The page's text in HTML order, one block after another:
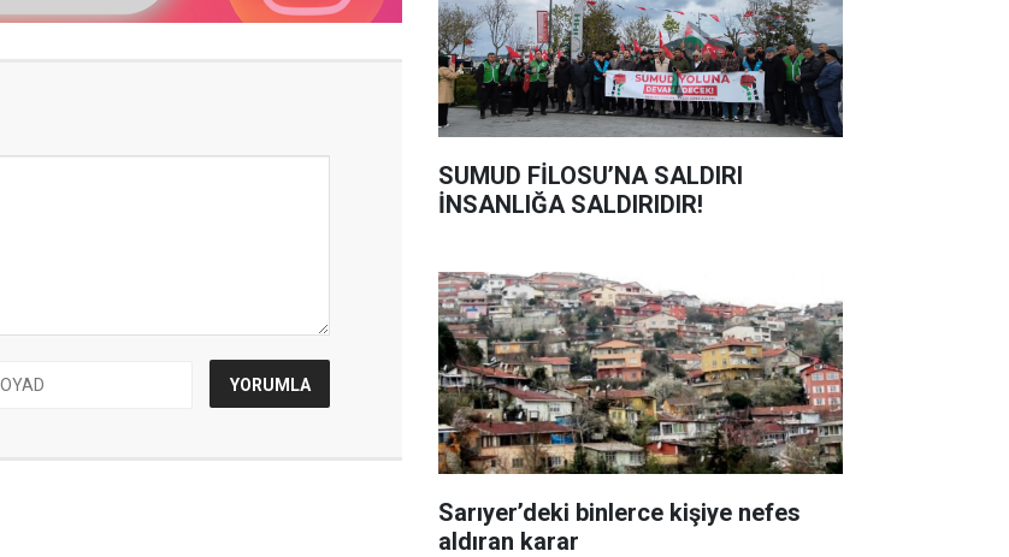
SUMUD FİLOSU’NA SALDIRI
İNSANLIĞA SALDIRIDIR!
Sarıyer’deki binlerce kişiye nefes
aldıran karar